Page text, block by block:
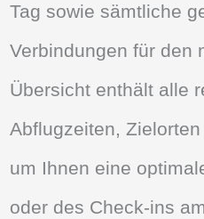
Tag sowie sämtliche
Verbindungen für den
Übersicht enthält alle
Abflugzeiten,
um Ihnen eine
oder des Check-ins